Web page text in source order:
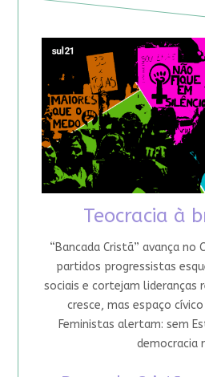
Teocracia à
“Bancada Cristã” avança no
partidos progressistas
sociais e cortejam lideranças
cresce, mas espaço
Feministas alertam: sem
democracia